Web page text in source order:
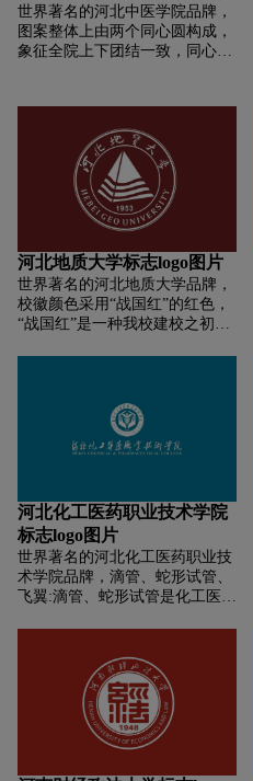
建校时间，由此突出学校办学历
史;圆环下半部为学校中文名称，
上半部为英文名称，喻示着我校
洋和天空的颜色，给人以广阔、
深远、大器之感，能激起人们无
限的想象。另外，蓝色代表着宁
静、从容、豁达，又与高等学府
应有的校园精神相吻合。
世界著名的河北中医学院品牌，
图案整体上由两个同心圆构成，
象征全院上下团结一致，同心同
一只海鸥展翅翱翔。喻示着我校
师生徜徉于知识的海洋，在汹涌
的时代大潮中乘风破浪，奋发向
上，前程远大。同时昭示出我校
师生对学校的未来充满希望和信
心，具有崇高理想和宏伟的志
向，并以自己的奋力搏击实现远
校时间，由此突出学校办学历史;
圆环下半部为学校中文名称，上
半部为英文名称，喻示着我校办
学坚持“三个面向”。这种设计凸
远、大器之感，能激起人们无限
的想象。另外，蓝色代表着宁
静、从容、豁达，又与高等学府
河北地质大学标志logo图片
世界著名的河北地质大学品牌，
校徽颜色采用“战国红”的红色，
“战国红”是一种我校建校之初所
展现河地大“依托历史，开创未
来”的似火热情和饱满精神。
河北化工医药职业技术学院
标志logo图片
世界著名的河北化工医药职业技
术学院品牌，滴管、蛇形试管、
飞翼:滴管、蛇形试管是化工医药
校搏击长空、自由进取的精神，
同时又合成为蛇杖;苯环、双手:
河北省首写字母“H”变形为左右
对称的双手，整体外形代表化工
行业的“苯环”;一双手托起象征医
药职业的蛇杖，双手代表劳动创
造价值。开放的图形代表开放、